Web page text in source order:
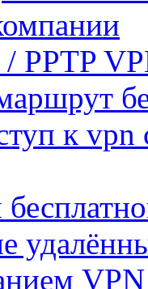
PPTP
к vpn
VPN